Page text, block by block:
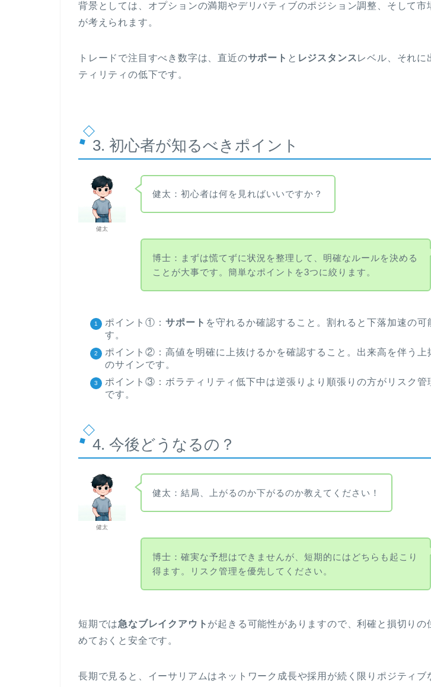
背景としては、オプションの満期やデリバティブのポジション調整、そして市
が考えられます。
トレードで注目すべき数字は、直近のサポート と レジスタンスレベル、それに
ティリティの低下です。
3. 初心者が知るべきポイント
健太
健太：初心者は何を見ればいいですか？
博士：まずは慌てずに状況を整理して、明確なルールを決める
ことが大事です。簡単なポイントを3つに絞ります。
ポイント①： サポート を守れるか確認すること。割れると下落加速の可
す。
ポイント②：高値を明確に上抜けるかを確認すること。出来高を伴う上
のサインです。
ポイント③：ボラティリティ低下中は逆張りより順張りの方がリスク管
です。
4. 今後どうなるの？
健太
健太：結局、上がるのか下がるのか教えてください！
博士：確実な予想はできませんが、短期的にはどちらも起こり
得ます。リスク管理を優先してください。
短期では急なブレイクアウト が起きる可能性がありますので、利確と損切りの
めておくと安全です。
長期で見ると、イーサリアムはネットワーク成長や採用が続く限りポジティブ